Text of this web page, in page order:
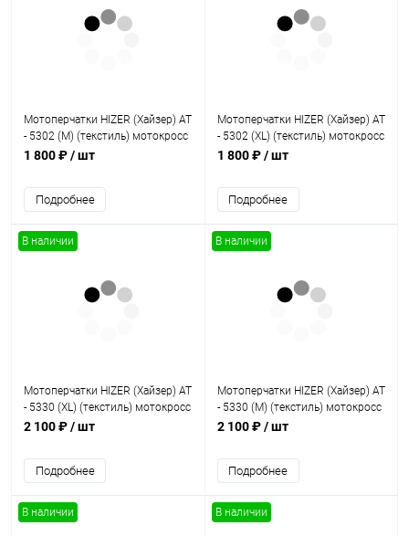
Мотоперчатки HIZER (Хайзер) AT
- 5302 (M) (текстиль) мотокросс
1 800 ₽/ шт
Подробнее
Мотоперчатки HIZER (Хайзер) AT
- 5302 (XL) (текстиль) мотокросс
1 800 ₽/ шт
Подробнее
В наличии
Мотоперчатки HIZER (Хайзер) AT
- 5330 (XL) (текстиль) мотокросс
2 100 ₽/ шт
Подробнее
В наличии
Мотоперчатки HIZER (Хайзер) AT
- 5330 (M) (текстиль) мотокросс
2 100 ₽/ шт
Подробнее
В наличии В наличии